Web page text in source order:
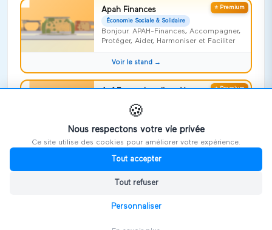
⭐ Premium
Apah Finances
Économie Sociale & Solidaire
Bonjour. APAH-Finances, Accompagner,
Protéger, Aider, Harmoniser et Faciliter
Voir le stand →
⭐ Premium
Apf France handicap Vosges
Risquer l'impossible !
Voir le stand →
Repideodat
On ne naît pas aidant, on le devient,
🍪
Nous respectons votre vie privée
Ce site utilise des cookies pour améliorer votre expérience.
Tout accepter
Tout refuser
Personnaliser